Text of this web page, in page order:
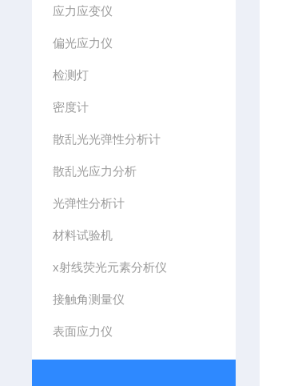
应力应变仪
偏光应力仪
检测灯
密度计
散乱光光弹性分析计
散乱光应力分析
光弹性分析计
材料试验机
x射线荧光元素分析仪
接触角测量仪
表面应力仪